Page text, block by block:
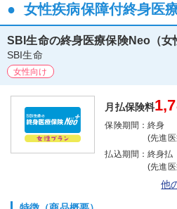
女性疾病保障付終身医
SBI生命の終身医療保険Neo（女
SBI生命
女性向け
月払保険料
保険期間：終身
(先進
払込期間：終身払
(先進
他